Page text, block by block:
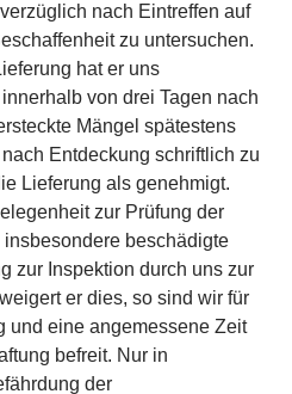
nach Eintreffen auf
zu untersuchen.
hat er uns
von drei Tagen nach
Mängel spätestens
Entdeckung schriftlich zu
Lieferung als genehmigt.
zur Prüfung der
beschädigte
zur Inspektion durch uns zur
er dies, so sind wir für
und eine angemessene Zeit
befreit. Nur in
der